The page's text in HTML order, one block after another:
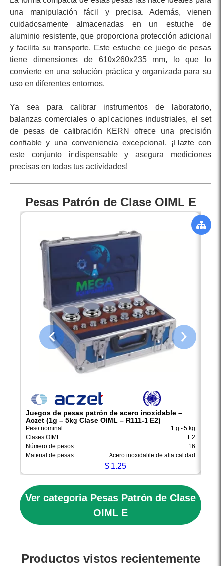
una manipulación fácil y precisa. Además, vienen
cuidadosamente almacenadas en un estuche de
aluminio resistente, que proporciona protección adicional
y facilita su transporte. Este estuche de juego de pesas
tiene dimensiones de 610x260x235 mm, lo que lo
convierte en una solución práctica y organizada para su
uso en diferentes entornos.
Ya sea para calibrar instrumentos de laboratorio,
balanzas comerciales o aplicaciones industriales, el set
de pesas de calibración KERN ofrece una precisión
confiable y una conveniencia excepcional. ¡Hazte con
este conjunto indispensable y asegura mediciones
precisas en todas tus actividades!
Pesas Patrón de Clase OIML E
Juegos de pesas patrón de acero inoxidable –
Aczet (1g – 5kg Clase OIML – R111-1 E2)
Peso nominal:
1 g - 5 kg
Clases OIML:
E2
Número de pesos:
16
Material de pesas:
Acero inoxidable de alta calidad
$ 1.25
Ver categoria Pesas Patrón de Clase
OIML E
Productos vistos recientemente